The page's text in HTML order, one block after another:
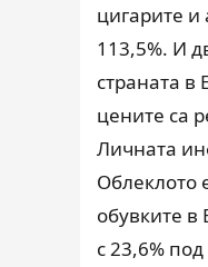
цигарите и
113,5%. И
страната в
цените са
Личната
Облеклото
обувките в
с 23,6%